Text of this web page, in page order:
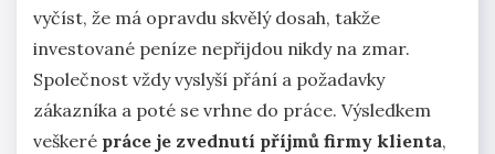
vyčíst, že má opravdu skvělý dosah, takže
investované peníze nepřijdou nikdy na zmar.
Společnost vždy vyslyší přání a požadavky
zákazníka a poté se vrhne do práce. Výsledkem
veškeré práce je zvednutí příjmů firmy klienta,